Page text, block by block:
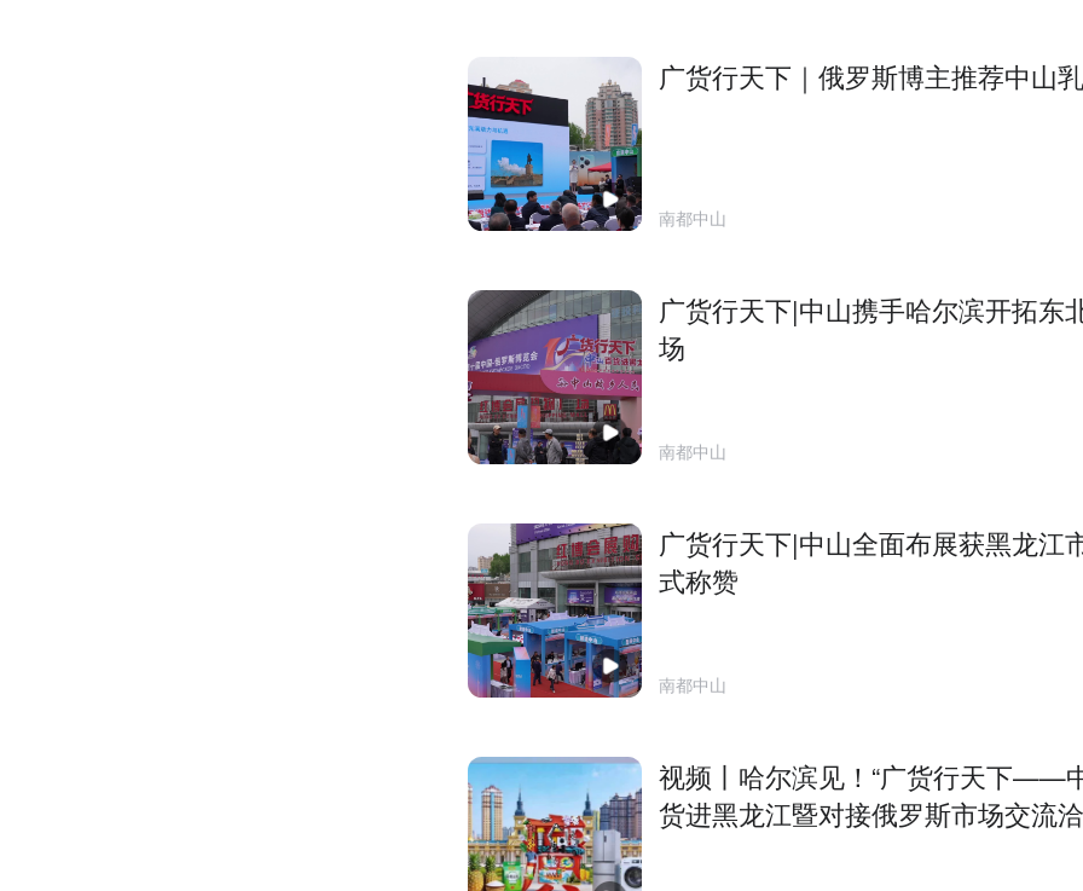
广货行天下｜俄罗斯博主推荐中山
南都中山
广货行天下|中山携手哈尔滨开拓东
场
南都中山
广货行天下|中山全面布展获黑龙江
式称赞
南都中山
视频丨哈尔滨见！“广货行天下——
货进黑龙江暨对接俄罗斯市场交流